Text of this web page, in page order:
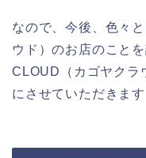
なので、今後、色々
ウド）のお店のこと
CLOUD（カゴヤクラ
にさせていただきます